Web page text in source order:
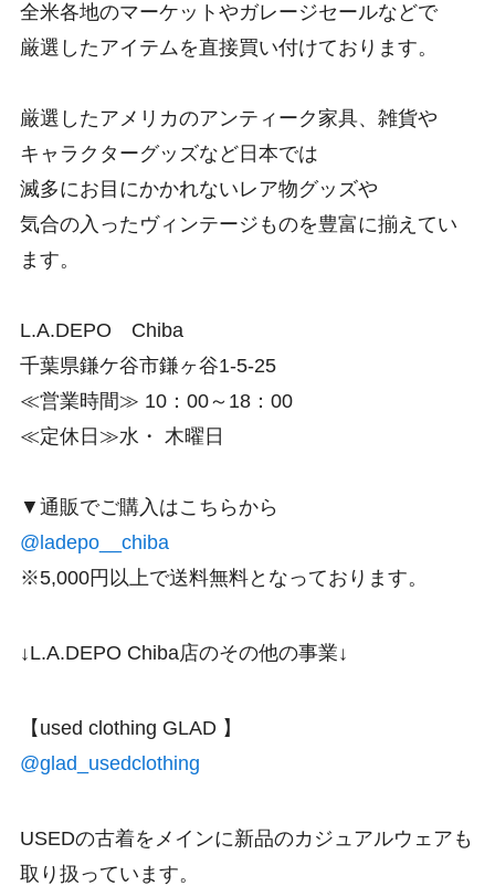
全米各地のマーケットやガレージセールなどで
厳選したアイテムを直接買い付けております。
厳選したアメリカのアンティーク家具、雑貨や
キャラクターグッズなど日本では
滅多にお目にかかれないレア物グッズや
気合の入ったヴィンテージものを豊富に揃えてい
ます。
L.A.DEPO Chiba
千葉県鎌ケ谷市鎌ヶ谷1-5-25
≪営業時間≫ 10：00～18：00
≪定休日≫水・ 木曜日
▼通販でご購入はこちらから
@ladepo__chiba
※5,000円以上で送料無料となっております。
↓L.A.DEPO Chiba店のその他の事業↓
【used clothing GLAD 】
@glad_usedclothing
USEDの古着をメインに新品のカジュアルウェアも
取り扱っています。